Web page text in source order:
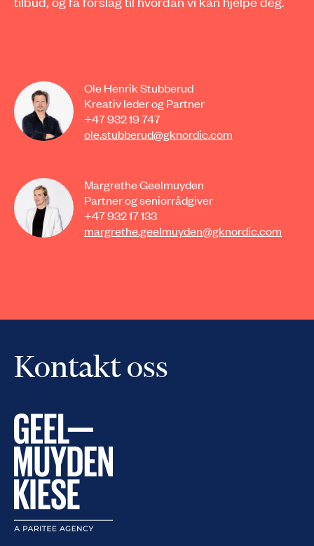
Ole Henrik Stubberud
Kreativ leder og Partner
+47 932 19 747
ole.stubberud@gknordic.com
Margrethe Geelmuyden
Partner og seniorrådgiver
+47 932 17 133
margrethe.geelmuyden@gknordic.com
Kontakt oss